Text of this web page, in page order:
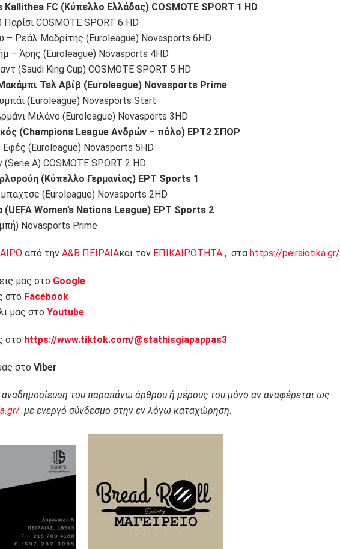
Kallithea FC (Κύπελλο Ελλάδας) COSMOTE SPORT 1 HD
COSMOTE SPORT 6 HD
Ρεάλ Μαδρίτης (Euroleague) Novasports 6HD
– Άρης (Euroleague) Novasports 4HD
(Saudi King Cup) COSMOTE SPORT 5 HD
Τελ Αβίβ (Euroleague) Novasports Prime
(Euroleague) Novasports Start
Μιλάνο (Euroleague) Novasports 3HD
(Champions League Ανδρών – πόλο) ΕΡΤ2 ΣΠΟΡ
(Euroleague) Novasports 5HD
A) COSMOTE SPORT 2 HD
(Κύπελλο Γερμανίας) ΕΡΤ Sports 1
(Euroleague) Novasports 2HD
(UEFA Women’s Nations League) ΕΡΤ Sports 2
Novasports Prime
από την Α&Β ΠΕΙΡΑΙΑκαι τον ΕΠΙΚΑΙΡΟΤΗΤΑ , στα https://peiraiotika.gr/
μας στο Google
στο Facebook
μας στο Youtube
στο https://www.tiktok.com/@stathisgiapappas3
στο Viber
του παραπάνω άρθρου ή μέρους του μόνο αν αναφέρεται ως
με ενεργό σύνδεσμο στην εν λόγω καταχώρηση.